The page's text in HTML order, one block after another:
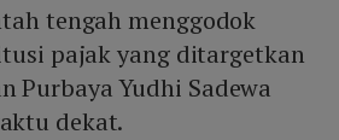
tengah menggodok
pajak yang ditargetkan
Purbaya Yudhi Sadewa
dekat.